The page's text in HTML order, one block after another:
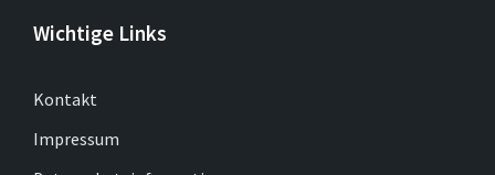
Wichtige Links
Kontakt
Impressum